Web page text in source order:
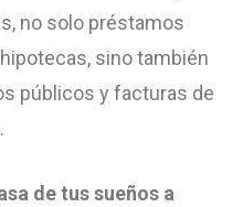
no solo préstamos
sino también
públicos y facturas de
de tus sueños a